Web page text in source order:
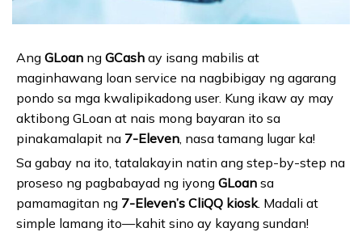
Ang GLoan ng GCash ay isang mabilis at
maginhawang loan service na nagbibigay ng agarang
pondo sa mga kwalipikadong user. Kung ikaw ay may
aktibong GLoan at nais mong bayaran ito sa
pinakamalapit na 7-Eleven , nasa tamang lugar ka!
Sa gabay na ito, tatalakayin natin ang step-by-step na
proseso ng pagbabayad ng iyong GLoan sa
pamamagitan ng 7-Eleven’s CliQQ kiosk. Madali at
simple lamang ito—kahit sino ay kayang sundan!